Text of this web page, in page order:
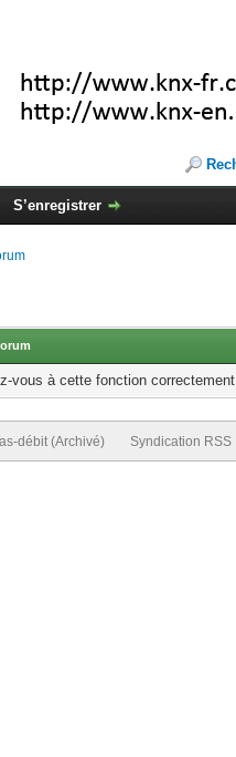
S’enregistrer
vous à cette fonction
débit (Archivé) Syndication RSS